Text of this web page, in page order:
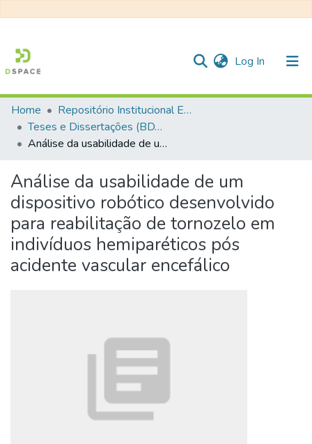
Log In (current)
Communities & Collections
All of DSpace
Statistics
Home
Repositório Institucional EESC
Teses e Dissertações (BDTD USP)
Análise da usabilidade de um dispositivo robótico desenvolvido para reabilitação de tornozelo em indivíduos hemiparéticos pós acidente vascular encefálico
Análise da usabilidade de um
dispositivo robótico desenvolvido
para reabilitação de tornozelo em
indivíduos hemiparéticos pós
acidente vascular encefálico